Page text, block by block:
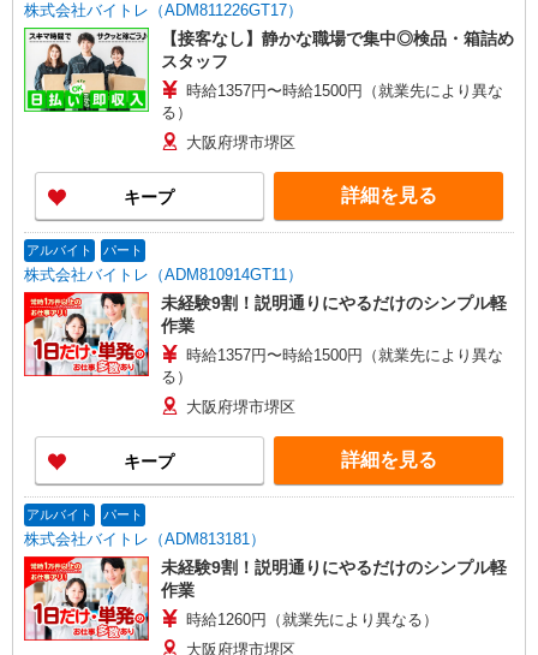
株式会社バイトレ（ADM811226GT17）
【接客なし】静かな職場で集中◎検品・箱詰め
スタッフ
時給1357円〜時給1500円（就業先により異な
る）
大阪府堺市堺区
キープ 詳細を見る
アルバイト パート
株式会社バイトレ（ADM810914GT11）
未経験9割！説明通りにやるだけのシンプル軽
作業
時給1357円〜時給1500円（就業先により異な
る）
大阪府堺市堺区
キープ 詳細を見る
アルバイト パート
株式会社バイトレ（ADM813181）
未経験9割！説明通りにやるだけのシンプル軽
作業
時給1260円（就業先により異なる）
大阪府堺市堺区